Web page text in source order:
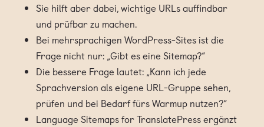
Sie hilft aber dabei, wichtige URLs auffindbar
und prüfbar zu machen.
Bei mehrsprachigen WordPress-Sites ist die
Frage nicht nur: „Gibt es eine Sitemap?“
Die bessere Frage lautet: „Kann ich jede
Sprachversion als eigene URL-Gruppe sehen,
prüfen und bei Bedarf fürs Warmup nutzen?“
Language Sitemaps for TranslatePress ergänzt